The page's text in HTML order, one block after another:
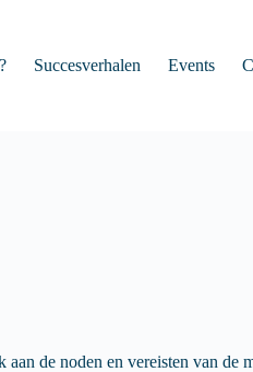
Succesverhalen Events
de noden en vereisten van de